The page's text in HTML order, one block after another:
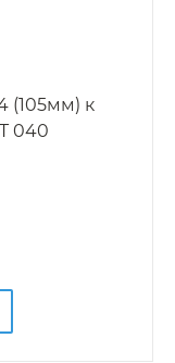
(105мм) к
040